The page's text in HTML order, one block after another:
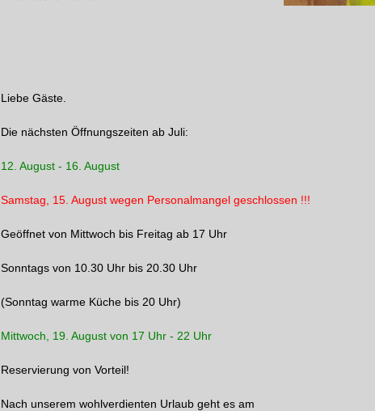
Liebe Gäste.
Die nächsten Öffnungszeiten ab Juli:
12. August - 16. August
Samstag, 15. August wegen Personalmangel geschlossen !!!
Geöffnet von Mittwoch bis Freitag ab 17 Uhr
Sonntags von 10.30 Uhr bis 20.30 Uhr
(Sonntag warme Küche bis 20 Uhr)
Mittwoch, 19. August von 17 Uhr - 22 Uhr
Reservierung von Vorteil!
Nach unserem wohlverdienten Urlaub geht es am